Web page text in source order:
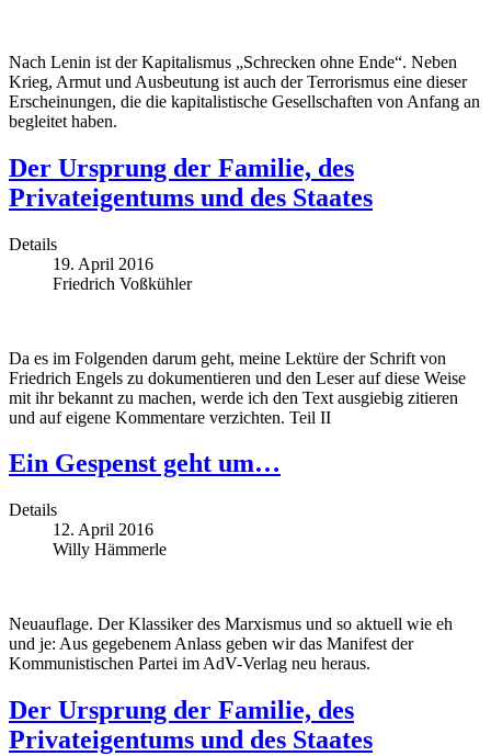
Nach Lenin ist der Kapitalismus „Schrecken ohne Ende“. Neben
Krieg, Armut und Ausbeutung ist auch der Terrorismus eine dieser
Erscheinungen, die die kapitalistische Gesellschaften von Anfang an
begleitet haben.
Der Ursprung der Familie, des
Privateigentums und des Staates
Details
19. April 2016
Friedrich Voßkühler
Da es im Folgenden darum geht, meine Lektüre der Schrift von
Friedrich Engels zu dokumentieren und den Leser auf diese Weise
mit ihr bekannt zu machen, werde ich den Text ausgiebig zitieren
und auf eigene Kommentare verzichten. Teil II
Ein Gespenst geht um…
Details
12. April 2016
Willy Hämmerle
Neuauflage. Der Klassiker des Marxismus und so aktuell wie eh
und je: Aus gegebenem Anlass geben wir das Manifest der
Kommunistischen Partei im AdV-Verlag neu heraus.
Der Ursprung der Familie, des
Privateigentums und des Staates